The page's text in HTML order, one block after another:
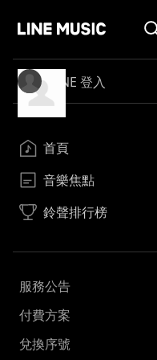
LINE 登入
首頁
音樂焦點
鈴聲排行榜
服務公告
付費方案
兌換序號